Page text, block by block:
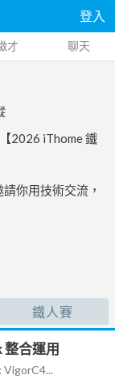
登入
才 聊天
2026 iThome 鐵
你用技術交流，
鐵人賽
合運用